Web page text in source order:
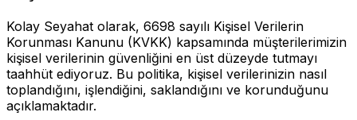
Kolay Seyahat olarak, 6698 sayılı Kişisel Verilerin
Korunması Kanunu (KVKK) kapsamında müşterilerimizin
kişisel verilerinin güvenliğini en üst düzeyde tutmayı
taahhüt ediyoruz. Bu politika, kişisel verilerinizin nasıl
toplandığını, işlendiğini, saklandığını ve korunduğunu
açıklamaktadır.